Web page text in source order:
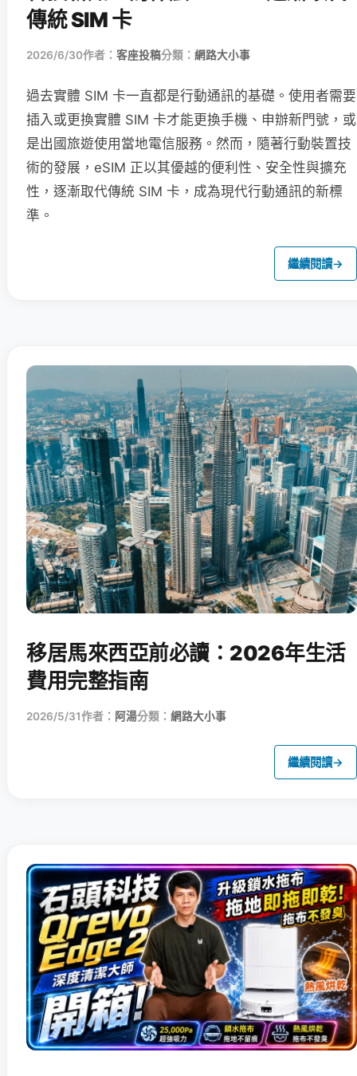
傳統 SIM 卡
2026/6/30作者： 客座投稿分類： 網路大小事
過去實體 SIM 卡一直都是行動通訊的基礎。使用者需要
插入或更換實體 SIM 卡才能更換手機、申辦新門號，或
是出國旅遊使用當地電信服務。然而，隨著行動裝置技
術的發展，eSIM 正以其優越的便利性、安全性與擴充
性，逐漸取代傳統 SIM 卡，成為現代行動通訊的新標
準。
繼續閱讀→
移居馬來西亞前必讀：2026年生活
費用完整指南
2026/5/31作者： 阿湯分類： 網路大小事
繼續閱讀→